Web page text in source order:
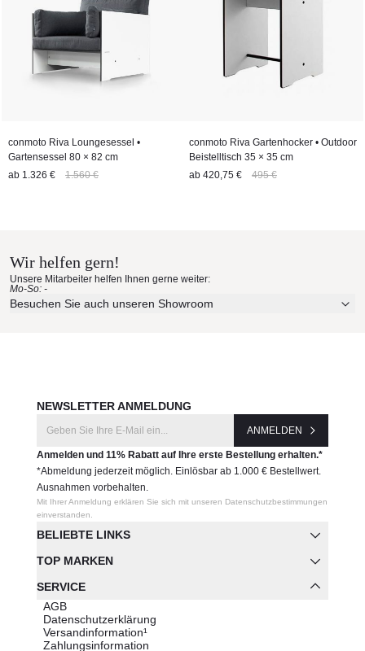
conmoto Riva Loungesessel •
Gartensessel 80 × 82 cm
ab 1.326 € 1.560 €
conmoto Riva Gartenhocker • Outdoor
Beistelltisch 35 × 35 cm
ab 420,75 € 495 €
Wir helfen gern!
Unsere Mitarbeiter helfen Ihnen gerne weiter:
Mo-So: -
Besuchen Sie auch unseren Showroom
BELIEBTE LINKS
TOP MARKEN
SERVICE
AGB
Datenschutzerklärung
Versandinformation¹
Zahlungsinformation
NEWSLETTER ANMELDUNG
ANMELDEN
Anmelden und 11% Rabatt auf Ihre erste Bestellung erhalten.*
*Abmeldung jederzeit möglich. Einlösbar ab 1.000 € Bestellwert.
Ausnahmen vorbehalten.
Mit Ihrer Anmeldung erklären Sie sich mit unseren Datenschutzbestimmungen
einverstanden.